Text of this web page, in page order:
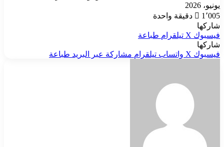
يونيو، 2026
1٬005
دقيقة واحدة
شاركها
فيسبوك ‫X تيلقرام طباعة
شاركها
فيسبوك ‫X واتساب تيلقرام مشاركة عبر البريد طباعة